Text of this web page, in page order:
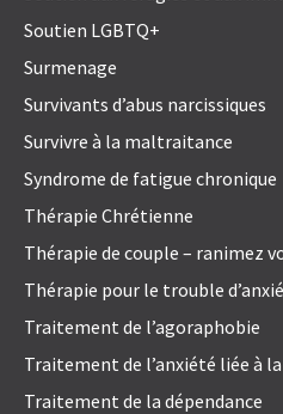
Soutien LGBTQ+
Surmenage
Survivants d’abus narcissiques
Survivre à la maltraitance
Syndrome de fatigue chronique
Thérapie Chrétienne
Thérapie de couple – ranimez
Thérapie pour le trouble
Traitement de l’agoraphobie
Traitement de l’anxiété liée à
Traitement de la dépendance